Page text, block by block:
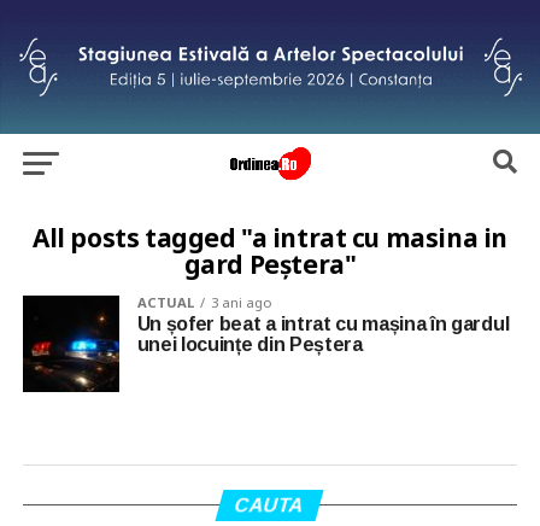
All posts tagged "a intrat cu masina in
gard Peștera"
ACTUAL 3 ani ago
Un șofer beat a intrat cu mașina în gardul
unei locuințe din Peștera
CAUTA